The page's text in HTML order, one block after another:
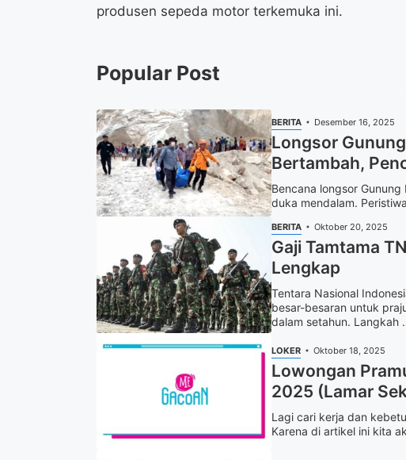
produsen sepeda motor terkemuka ini.
Popular Post
BERITA Desember 16, 2025
Longsor
Bertambah,
Bencana longsor
duka mendalam.
BERITA Oktober 20, 2025
Gaji Tamtama
Lengkap
Tentara Nasional
besar-besaran untuk
dalam setahun. Langkah
LOKER Oktober 18, 2025
Lowongan
2025 (Lamar
Lagi cari kerja dan
Karena di artikel ini kita